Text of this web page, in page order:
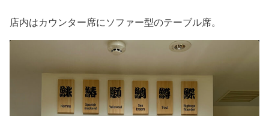
店内はカウンター席にソファー型のテーブル席。